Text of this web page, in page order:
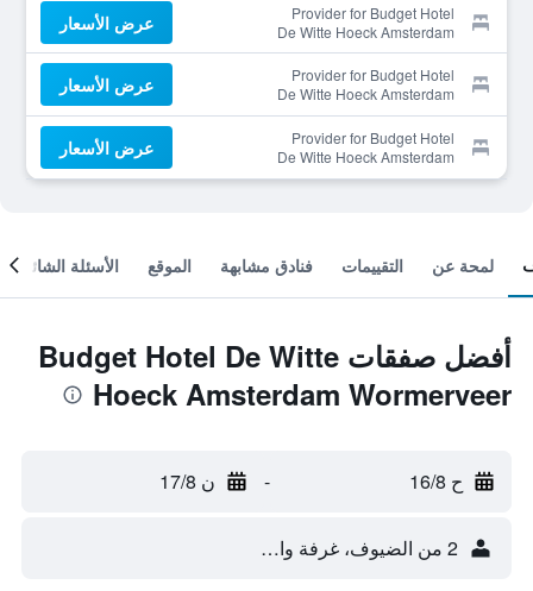
Provider for Budget Hotel
De Witte Hoeck Amsterdam
Wormerveer
عرض الأسعار
Provider for Budget Hotel
De Witte Hoeck Amsterdam
Wormerveer
عرض الأسعار
Provider for Budget Hotel
De Witte Hoeck Amsterdam
Wormerveer
عرض الأسعار
لمحة عن التقييمات فنادق مشابهة الموقع الأسئلة الشائعة
أفضل صفقات Budget Hotel De Witte
Hoeck Amsterdam Wormerveer
ح 16/8 - ن 17/8
2 من الضيوف، غرفة واحدة